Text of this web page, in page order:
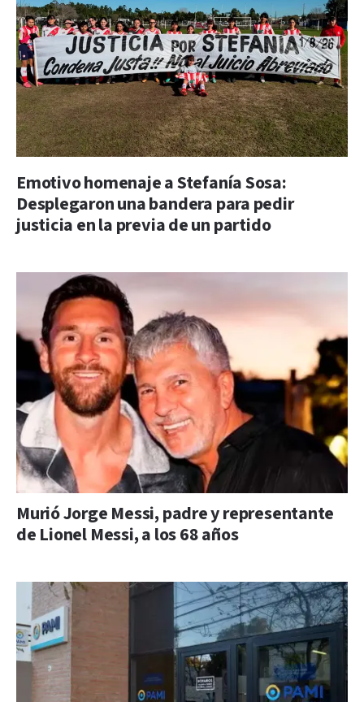
Emotivo homenaje a Stefanía Sosa:
Desplegaron una bandera para pedir
justicia en la previa de un partido
Murió Jorge Messi, padre y representante
de Lionel Messi, a los 68 años